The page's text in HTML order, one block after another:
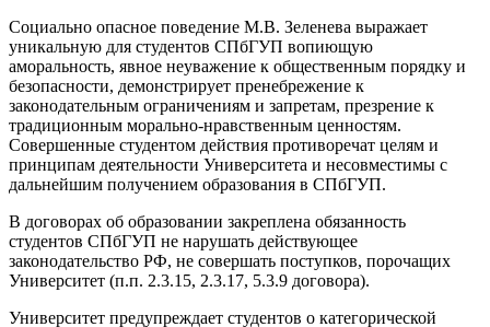
Социально опасное поведение М.В. Зеленева выражает
уникальную для студентов СПбГУП вопиющую
аморальность, явное неуважение к общественным порядку и
безопасности, демонстрирует пренебрежение к
законодательным ограничениям и запретам, презрение к
традиционным морально-нравственным ценностям.
Совершенные студентом действия противоречат целям и
принципам деятельности Университета и несовместимы с
дальнейшим получением образования в СПбГУП.
В договорах об образовании закреплена обязанность
студентов СПбГУП не нарушать действующее
законодательство РФ, не совершать поступков, порочащих
Университет (п.п. 2.3.15, 2.3.17, 5.3.9 договора).
Университет предупреждает студентов о категорической